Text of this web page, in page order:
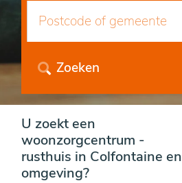
Zoeken
U zoekt een
woonzorgcentrum -
rusthuis in Colfontaine en
omgeving?